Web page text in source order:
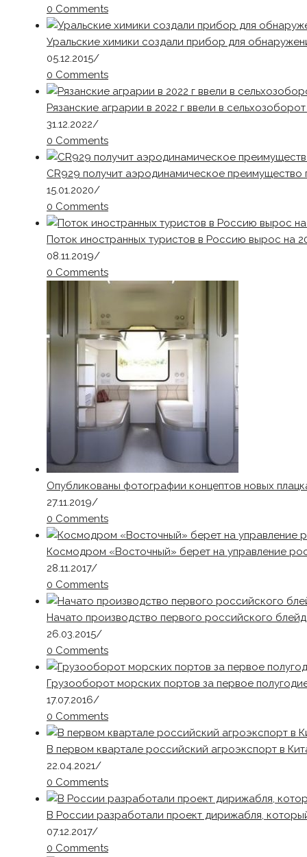
0 Comments
Уральские химики создали прибор для
05.12.2015/
0 Comments
Рязанские аграрии в 2022 г ввели в
31.12.2022/
0 Comments
CR929 получит аэродинамическое преимущество
15.01.2020/
0 Comments
Поток иностранных туристов в Россию вырос на
08.11.2019/
0 Comments
Опубликованы фотографии концептов новых
27.11.2019/
0 Comments
Космодром «Восточный» берет на управление
28.11.2017/
0 Comments
Начато производство первого российского
26.03.2015/
0 Comments
Грузооборот морских портов за первое
17.07.2016/
0 Comments
В первом квартале российский агроэкспорт в
22.04.2021/
0 Comments
В России разработали проект дирижабля,
07.12.2017/
0 Comments